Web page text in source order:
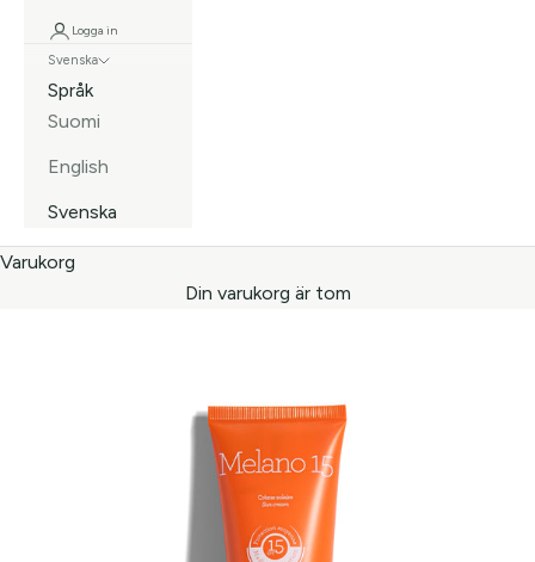
Logga in
Svenska
Språk
Suomi
English
Svenska
Varukorg
Din varukorg är tom